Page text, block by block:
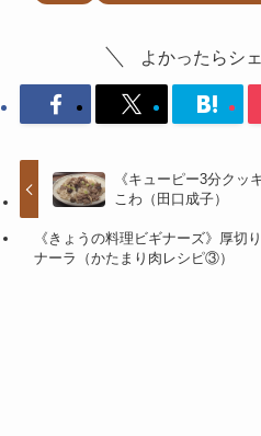
よかったらシ
《キューピー3分クッ
こわ（田口成子）
《きょうの料理ビギナーズ》厚切
ナーラ（かたまり肉レシピ③）